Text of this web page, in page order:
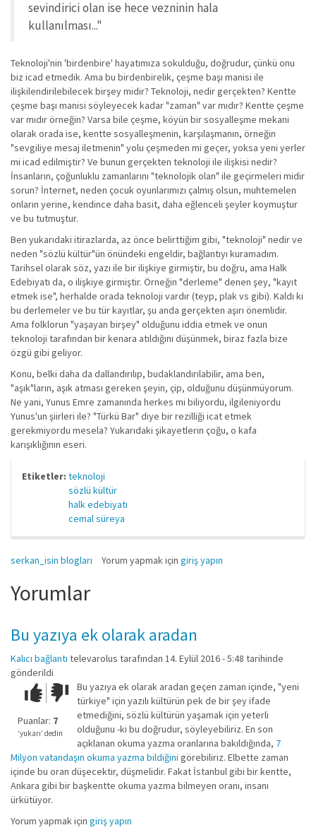
sevindirici olan ise hece vezninin hala
kullanılması..."
Teknoloji'nin 'birdenbire' hayatımıza sokulduğu, doğrudur, çünkü onu
biz icad etmedik. Ama bu birdenbirelik, çeşme başı manisi ile
ilişkilendirilebilecek birşey midir? Teknoloji, nedir gerçekten? Kentte
çeşme başı manisi söyleyecek kadar "zaman" var mıdır? Kentte çeşme
var mıdır örneğin? Varsa bile çeşme, köyün bir sosyalleşme mekani
olarak orada ise, kentte sosyalleşmenin, karşılaşmanın, örneğin
"sevgiliye mesaj iletmenin" yolu çeşmeden mi geçer, yoksa yeni yerler
mi icad edilmiştir? Ve bunun gerçekten teknoloji ile ilişkisi nedir?
İnsanların, çoğunluklu zamanlarını "teknolojik olan" ile geçirmeleri midir
sorun? İnternet, neden çocuk oyunlarımızı çalmış olsun, muhtemelen
onların yerine, kendince daha basit, daha eğlenceli şeyler koymuştur
ve bu tutmuştur.
Ben yukarıdaki itirazlarda, az önce belirttiğim gibi, "teknoloji" nedir ve
neden "sözlü kültür"ün önündeki engeldir, bağlantıyı kuramadım.
Tarihsel olarak söz, yazı ile bir ilişkiye girmiştir, bu doğru, ama Halk
Edebiyatı da, o ilişkiye girmiştir. Örneğin "derleme" denen şey, "kayıt
etmek ise", herhalde orada teknoloji vardır (teyp, plak vs gibi). Kaldı ki
bu derlemeler ve bu tür kayıtlar, şu anda gerçekten aşırı önemlidir.
Ama folklorun "yaşayan birşey" olduğunu iddia etmek ve onun
teknoloji tarafından bir kenara atıldığını düşünmek, biraz fazla bize
özgü gibi geliyor.
Konu, belki daha da dallandırılıp, budaklandırılabilir, ama ben,
"aşık"ların, aşık atması gereken şeyin, çip, olduğunu düşünmüyorum.
Ne yani, Yunus Emre zamanında herkes mi biliyordu, ilgileniyordu
Yunus'un şiirleri ile? "Türkü Bar" diye bir rezilliği icat etmek
gerekmiyordu mesela? Yukarıdaki şikayetlerin çoğu, o kafa
karışıklığının eseri.
Etiketler: teknoloji
sözlü kültür
halk edebiyatı
cemal süreya
serkan_isin blogları Yorum yapmak için giriş yapın
Yorumlar
Bu yazıya ek olarak aradan
Kalıcı bağlantı televarolus tarafından 14. Eylül 2016 - 5:48 tarihinde
gönderildi
Çok iyi!O
kadar
iyi
değil!
Puanlar: 7
‘yukarı’ dedin
Bu yazıya ek olarak aradan geçen zaman içinde, "yeni
türkiye" için yazılı kültürün pek de bir şey ifade
etmediğini, sözlü kültürün yaşamak için yeterli
olduğunu -ki bu doğrudur, söyleyebiliriz. En son
açıklanan okuma yazma oranlarına bakıldığında, 7
Milyon vatandaşın okuma yazma bildiğini görebiliriz. Elbette zaman
içinde bu oran düşecektir, düşmelidir. Fakat İstanbul gibi bir kentte,
Ankara gibi bir başkentte okuma yazma bilmeyen oranı, insanı
ürkütüyor.
Yorum yapmak için giriş yapın